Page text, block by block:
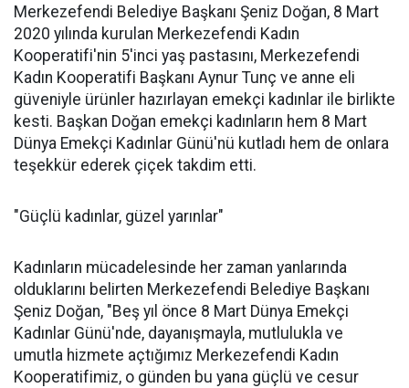
Merkezefendi Belediye Başkanı Şeniz Doğan, 8 Mart
2020 yılında kurulan Merkezefendi Kadın
Kooperatifi'nin 5'inci yaş pastasını, Merkezefendi
Kadın Kooperatifi Başkanı Aynur Tunç ve anne eli
güveniyle ürünler hazırlayan emekçi kadınlar ile birlikte
kesti. Başkan Doğan emekçi kadınların hem 8 Mart
Dünya Emekçi Kadınlar Günü'nü kutladı hem de onlara
teşekkür ederek çiçek takdim etti.
"Güçlü kadınlar, güzel yarınlar"
Kadınların mücadelesinde her zaman yanlarında
olduklarını belirten Merkezefendi Belediye Başkanı
Şeniz Doğan, "Beş yıl önce 8 Mart Dünya Emekçi
Kadınlar Günü'nde, dayanışmayla, mutlulukla ve
umutla hizmete açtığımız Merkezefendi Kadın
Kooperatifimiz, o günden bu yana güçlü ve cesur